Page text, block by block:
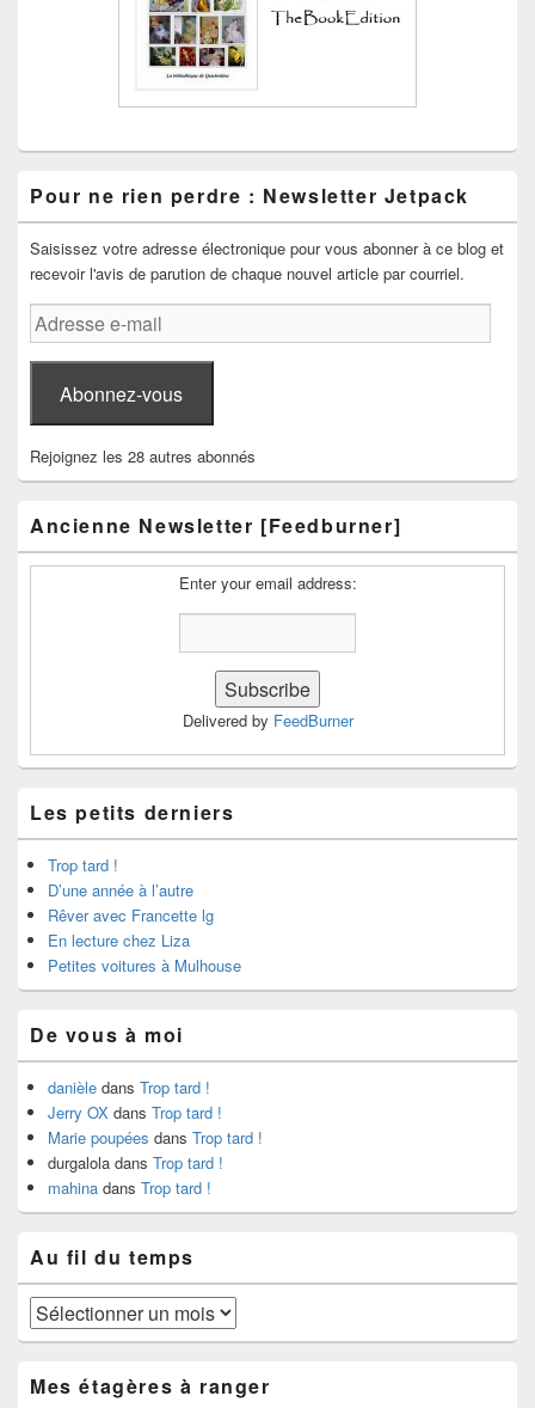
Pour ne rien perdre : Newsletter Jetpack
Saisissez votre adresse électronique pour vous abonner à ce blog et
recevoir l'avis de parution de chaque nouvel article par courriel.
Adresse
e-
mail
Abonnez-vous
Rejoignez les 28 autres abonnés
Ancienne Newsletter [Feedburner]
Enter your email address:
Delivered by FeedBurner
Les petits derniers
Trop tard !
D’une année à l’autre
Rêver avec Francette lg
En lecture chez Liza
Petites voitures à Mulhouse
De vous à moi
danièle dans Trop tard !
Jerry OX dans Trop tard !
Marie poupées dans Trop tard !
durgalola dans Trop tard !
mahina dans Trop tard !
Au fil du temps
Au
fil
temps
Mes étagères à ranger